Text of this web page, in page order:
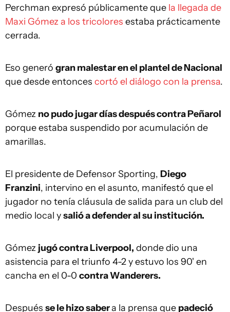
Perchman expresó públicamente que la llegada de
Maxi Gómez a los tricolores estaba prácticamente
cerrada.
Eso generó gran malestar en el plantel de Nacional
que desde entonces cortó el diálogo con la prensa.
Gómez no pudo jugar días después contra Peñarol
porque estaba suspendido por acumulación de
amarillas.
El presidente de Defensor Sporting, Diego
Franzini, intervino en el asunto, manifestó que el
jugador no tenía cláusula de salida para un club del
medio local ysalió a defender al su institución.
Gómez jugó contra Liverpool, donde dio una
asistencia para el triunfo 4-2 y estuvo los 90' en
cancha en el 0-0 contra Wanderers.
Después se le hizo sabera la prensa que padeció